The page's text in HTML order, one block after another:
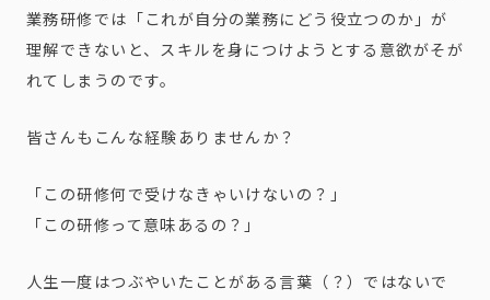
業務研修では「 これが自分の業務にどう役立つのか」が
理解できないと、 スキルを身につけようとする意欲がそが
れてしまうのです。
皆さんもこんな経験ありませんか？
「この研修何で受けなきゃいけないの？」
「この研修って意味あるの？」
人生一度はつぶやいたことがある言葉（？）ではないで